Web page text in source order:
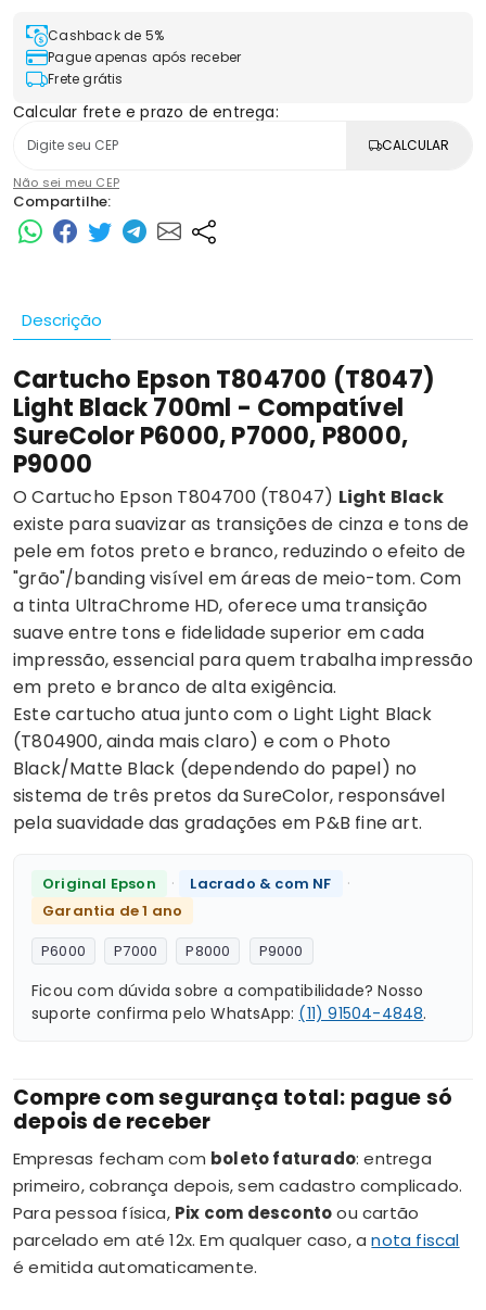
Cashback de 5%
Pague apenas após receber
Frete grátis
Calcular frete e prazo de entrega:
CALCULAR
Não sei meu CEP
Compartilhe:
Descrição
Cartucho Epson T804700 (T8047)
Light Black 700ml - Compatível
SureColor P6000, P7000, P8000,
P9000
O Cartucho Epson T804700 (T8047) Light Black
existe para suavizar as transições de cinza e tons de
pele em fotos preto e branco, reduzindo o efeito de
"grão"/banding visível em áreas de meio-tom. Com
a tinta UltraChrome HD, oferece uma transição
suave entre tons e fidelidade superior em cada
impressão, essencial para quem trabalha impressão
em preto e branco de alta exigência.
Este cartucho atua junto com o Light Light Black
(T804900, ainda mais claro) e com o Photo
Black/Matte Black (dependendo do papel) no
sistema de três pretos da SureColor, responsável
pela suavidade das gradações em P&B fine art.
Original Epson · Lacrado & com NF ·
Garantia de 1 ano
P6000
P7000 P8000 P9000
Ficou com dúvida sobre a compatibilidade? Nosso
suporte confirma pelo WhatsApp: (11) 91504-4848.
Compre com segurança total: pague só
depois de receber
Empresas fecham com boleto faturado: entrega
primeiro, cobrança depois, sem cadastro complicado.
Para pessoa física, Pix com descontoou cartão
parcelado em até 12x. Em qualquer caso, anota fiscal
é emitida automaticamente.